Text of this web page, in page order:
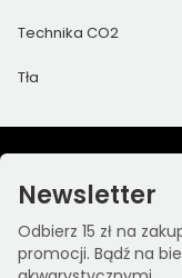
Technika CO2
Tła
Newsletter
Odbierz 15 zł na
promocji. Bądź na